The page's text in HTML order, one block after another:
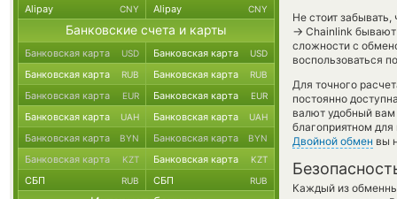
Не стоит
→ Chainlink бывают
сложности с
воспользоваться
Для точного
постоянно
валют удобный
благоприятном
Двойной обмен вы
Каждый из
Alipay CNY Alipay CNY
Банковские счета и карты
Банковская карта USD Банковская карта USD
Банковская карта RUB Банковская карта RUB
Банковская карта EUR Банковская карта EUR
Банковская карта UAH Банковская карта UAH
Банковская карта BYN Банковская карта BYN
Банковская карта KZT Банковская карта KZT
СБП RUB СБП RUB